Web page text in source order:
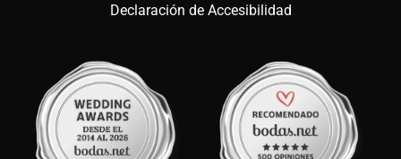
Declaración de Accesibilidad